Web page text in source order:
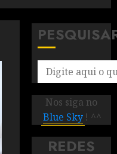
Nos siga no
Blue Sky ! ^^
REDES